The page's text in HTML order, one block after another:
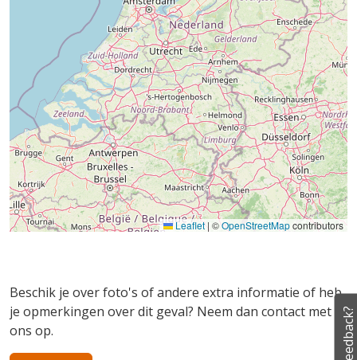
Leaflet| ©OpenStreetMapcontributors
Beschik je over foto's of andere extra informatie of heb
je opmerkingen over dit geval? Neem dan contact met
ons op.
Feedback?